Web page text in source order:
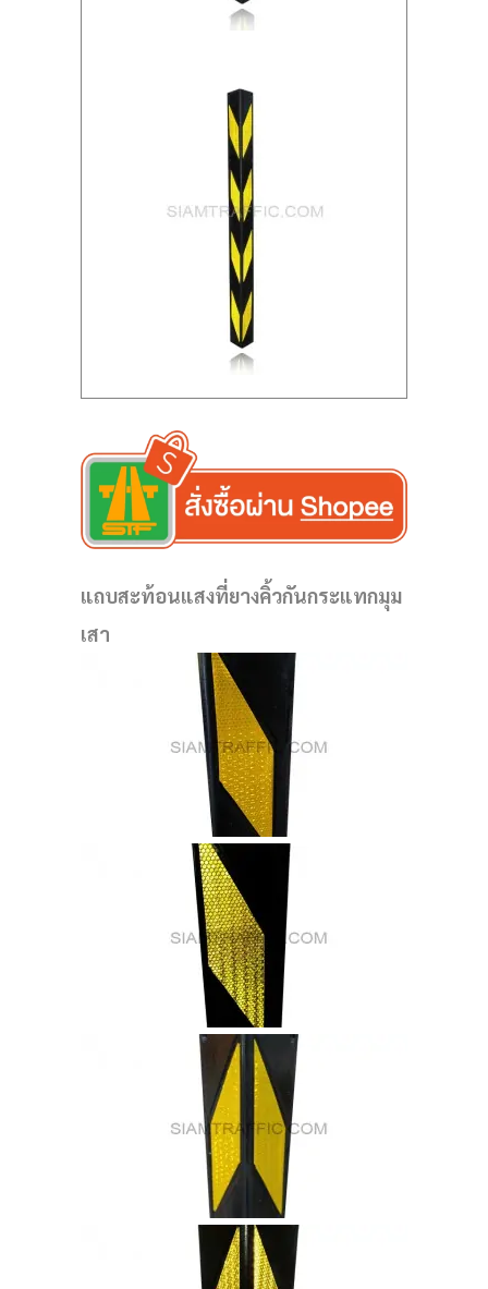
แถบสะท้อนแสงที่ยางคิ้วกันกระแทกมุม
เสา